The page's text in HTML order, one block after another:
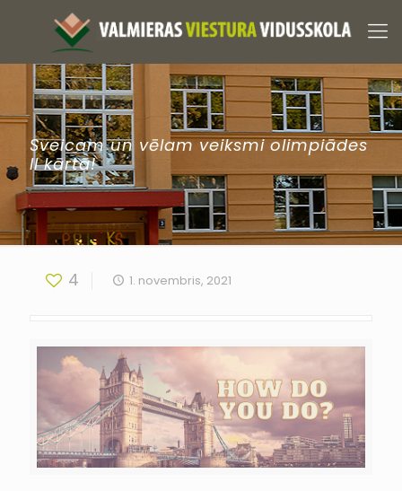
Sveicam un vēlam veiksmi olimpiādes
II kārtā!
4 1. novembris, 2021